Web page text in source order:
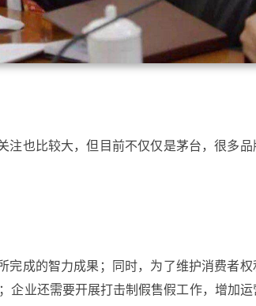
注也比较大，但目前不仅仅是茅台，很多品
成的智力成果；同时，为了维护消费者权
企业还需要开展打击制假售假工作，增加运